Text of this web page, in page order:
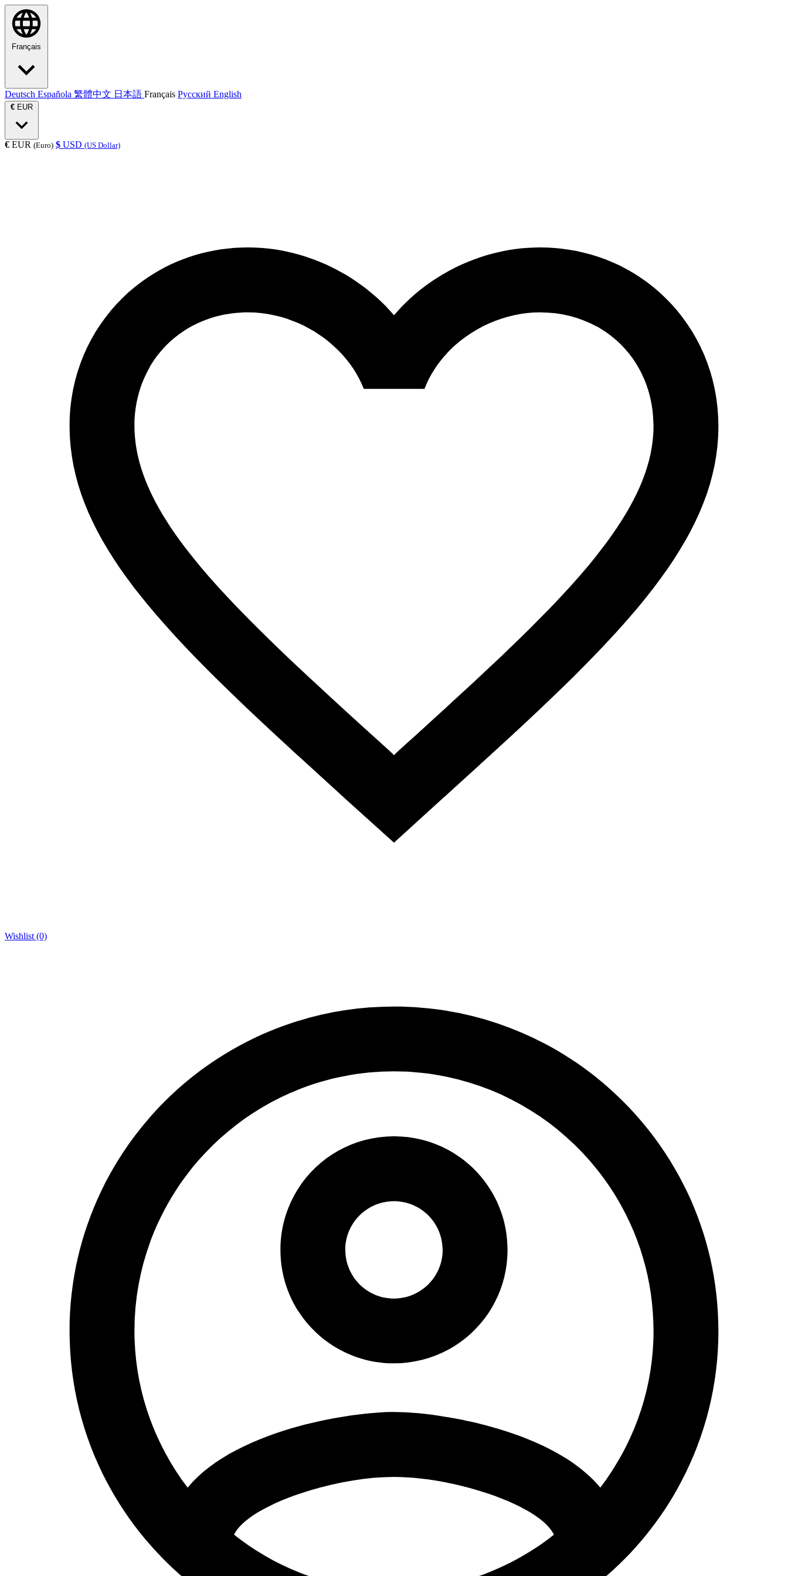
Français
Deutsch Española 繁體中文 日本語 Français Русский English
€ EUR
€ EUR (Euro) $ USD (US Dollar)
Wishlist (0)